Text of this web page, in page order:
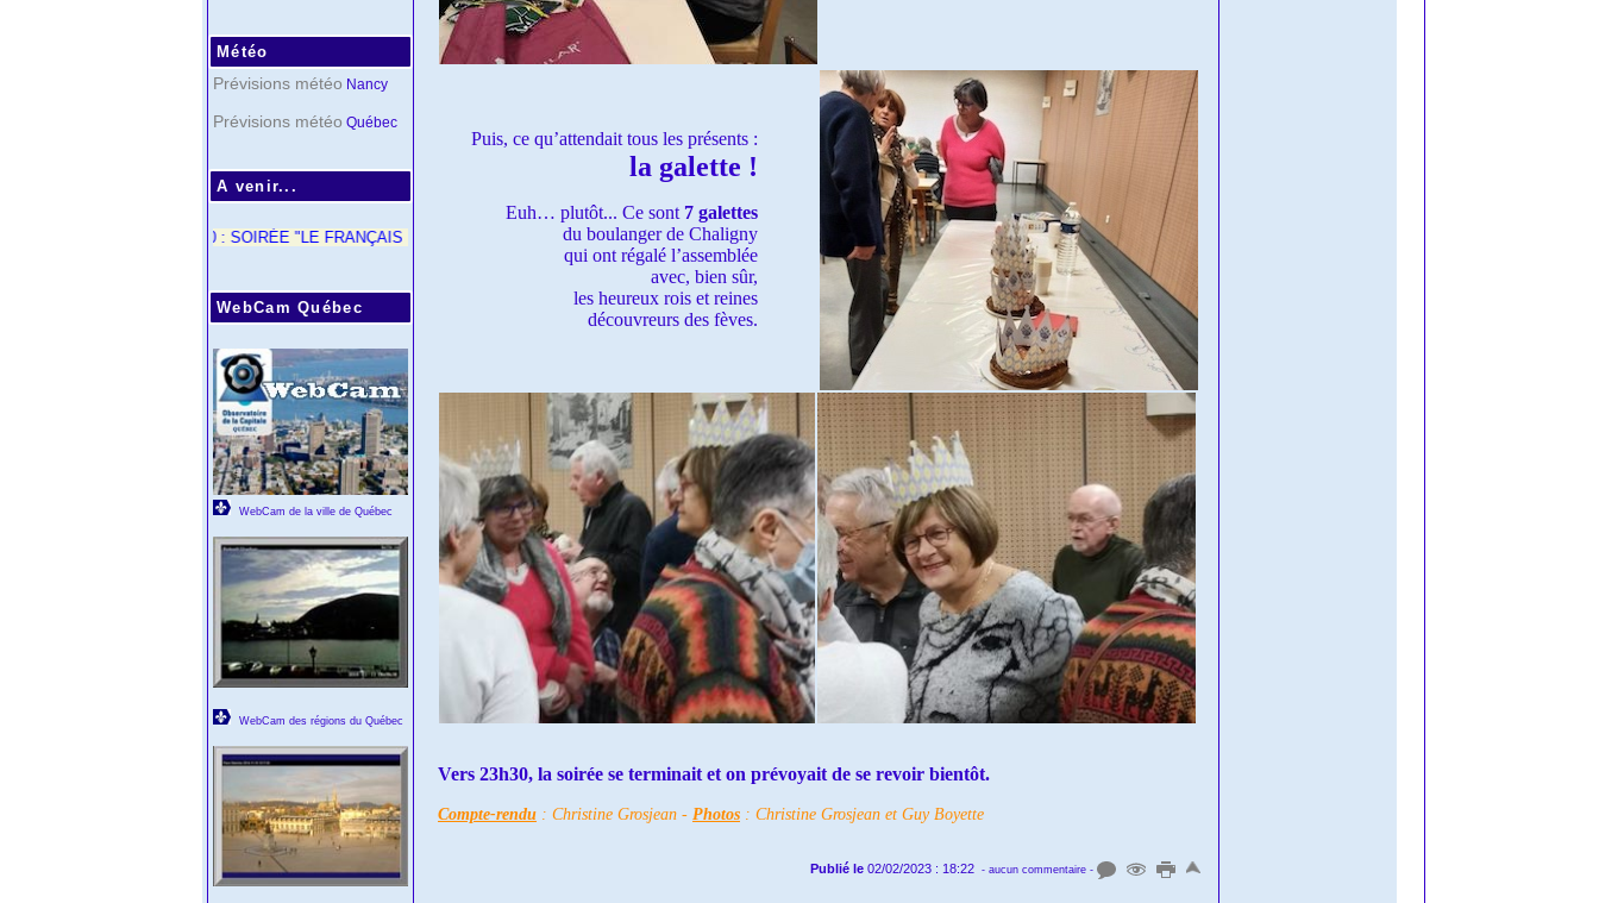
Météo
Prévisions météo Nancy
Prévisions météo Québec
A venir...
< 21/10 : SOIRÉE "LE FRANÇAIS DU QUÉBEC - SALLE JUILLIÈRE - LAXOU 20H >
WebCam Québec
WebCam de la ville de Québec
WebCam des régions du Québec
Puis, ce qu’attendait tous les présents :
la galette !
Euh… plutôt... Ce sont 7 galettes
du boulanger de Chaligny
qui ont régalé l’assemblée
avec, bien sûr,
les heureux rois et reines
découvreurs des fèves.
Vers 23h30, la soirée se terminait et on prévoyait de se revoir bientôt.
Compte-rendu : Christine Grosjean - Photos : Christine Grosjean et Guy Boyette
Publié le 02/02/2023 : 18:22 - aucun commentaire -